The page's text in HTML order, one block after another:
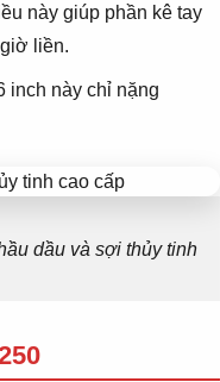
này giúp phần kê tay
liền.
inch này chỉ nặng
dầu và sợi thủy tinh